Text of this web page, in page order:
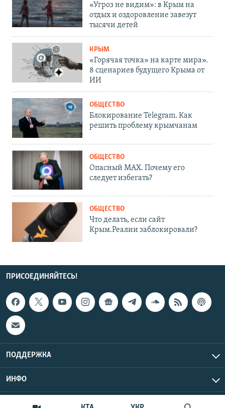
«Угроз не видим»: в Крым на
отдых и оздоровление завезут
тысячи детей
КРЫМ
«Горячая точка» на карте мира».
8 сценариев будущего Крыма от
ИИ
ОБЩЕСТВО
Блокирование Telegram. Как
решить проблему крымчанам
ОБЩЕСТВО
Опасный MAX. Почему его
следует избегать?
ОБЩЕСТВО
Что делать, если сайт
Крым.Реалии заблокировали?
ПРИСОЕДИНЯЙТЕСЬ!
ПОДДЕРЖКА
ИНФО
Copyright Крым.Реалии, 2026 | Все права защищены.
UTC+3